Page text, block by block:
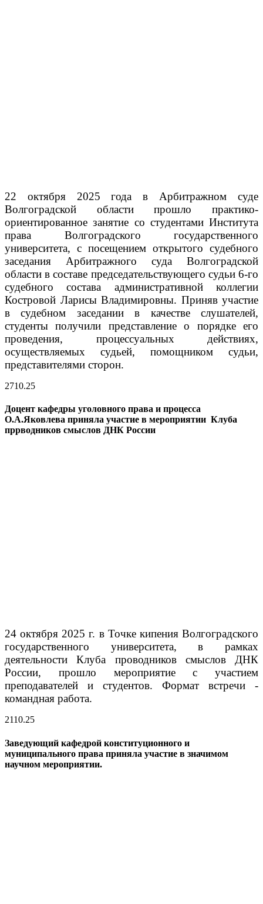
22 октября 2025 года в Арбитражном суде
Волгоградской области прошло практико-
ориентированное занятие со студентами Института
права Волгоградского государственного
университета, с посещением открытого судебного
заседания Арбитражного суда Волгоградской
области в составе председательствующего судьи 6-го
судебного состава административной коллегии
Костровой Ларисы Владимировны. Приняв участие
в судебном заседании в качестве слушателей,
студенты получили представление о порядке его
проведения, процессуальных действиях,
осуществляемых судьей, помощником судьи,
представителями сторон.
2710.25
Доцент кафедры уголовного права и процесса
О.А.Яковлева приняла участие в мероприятии Клуба
пррводников смыслов ДНК России
24 октября 2025 г. в Точке кипения Волгоградского
государственного университета, в рамках
деятельности Клуба проводников смыслов ДНК
России, прошло мероприятие с участием
преподавателей и студентов. Формат встречи -
командная работа.
2110.25
Заведующий кафедрой конституционного и
муниципального права приняла участие в значимом
научном мероприятии.